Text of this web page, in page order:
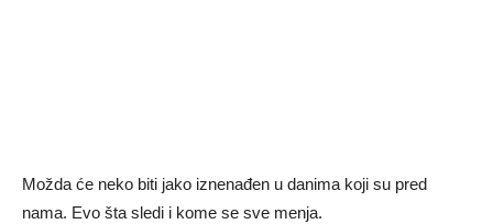
Možda će neko biti jako iznenađen u danima koji su pred
nama. Evo šta sledi i kome se sve menja.